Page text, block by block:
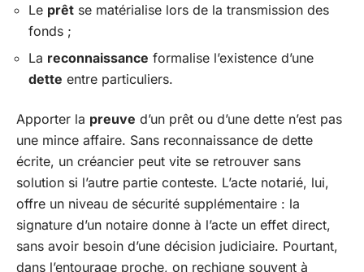
Le prêt se matérialise lors de la transmission des
fonds ;
La reconnaissance formalise l’existence d’une
dette entre particuliers.
Apporter la preuve d’un prêt ou d’une dette n’est pas
une mince affaire. Sans reconnaissance de dette
écrite, un créancier peut vite se retrouver sans
solution si l’autre partie conteste. L’acte notarié, lui,
offre un niveau de sécurité supplémentaire : la
signature d’un notaire donne à l’acte un effet direct,
sans avoir besoin d’une décision judiciaire. Pourtant,
dans l’entourage proche, on rechigne souvent à